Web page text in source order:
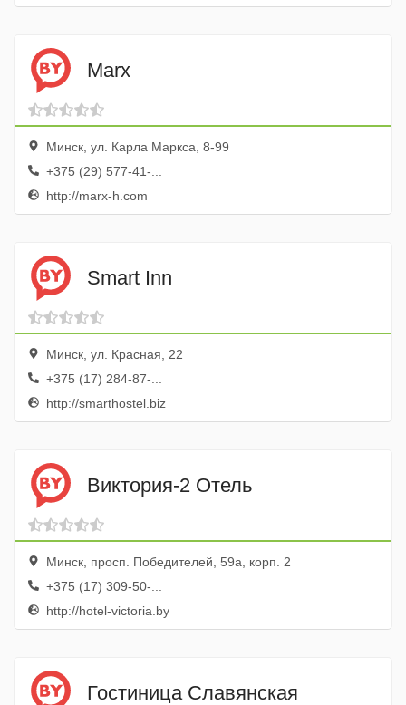
Marx
Минск, ул. Карла Маркса, 8-99
+375 (29) 577-41-...
http://marx-h.com
Smart Inn
Минск, ул. Красная, 22
+375 (17) 284-87-...
http://smarthostel.biz
Виктория-2 Отель
Минск, просп. Победителей, 59а, корп. 2
+375 (17) 309-50-...
http://hotel-victoria.by
Гостиница Славянская